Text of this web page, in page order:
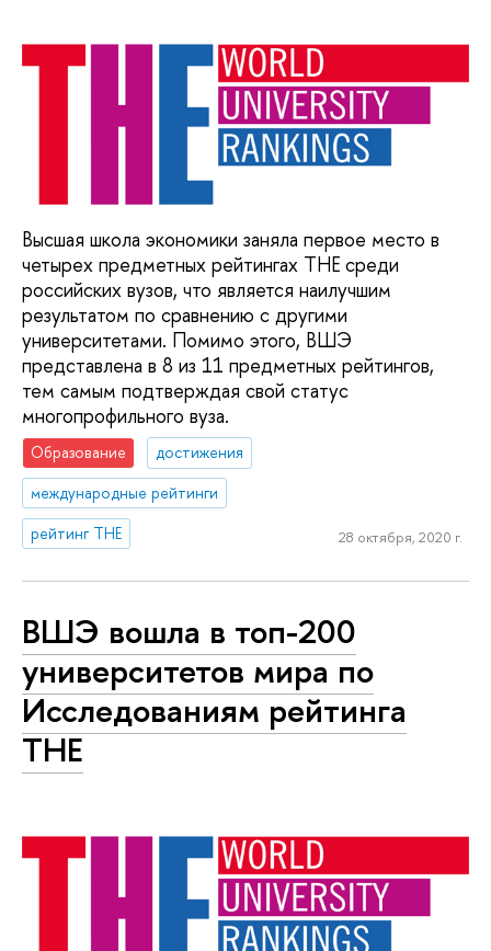
Высшая школа экономики заняла первое место в
четырех предметных рейтингах ТНЕ среди
российских вузов, что является наилучшим
результатом по сравнению с другими
университетами. Помимо этого, ВШЭ
представлена в 8 из 11 предметных рейтингов,
тем самым подтверждая свой статус
многопрофильного вуза.
Образование
достижения
международные рейтинги
рейтинг THE
28 октября, 2020 г.
ВШЭ вошла в топ-200
университетов мира по
Исследованиям рейтинга
THE